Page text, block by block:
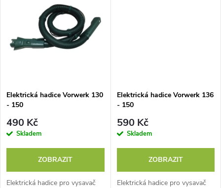
ů
ů
Elektrická hadice Vorwerk 130
- 150
490 Kč
Skladem
ZOBRAZIT
Elektrická hadice pro vysavač
Elektrická hadice Vorwerk 136
- 150
590 Kč
Skladem
ZOBRAZIT
Elektrická hadice pro vysavač